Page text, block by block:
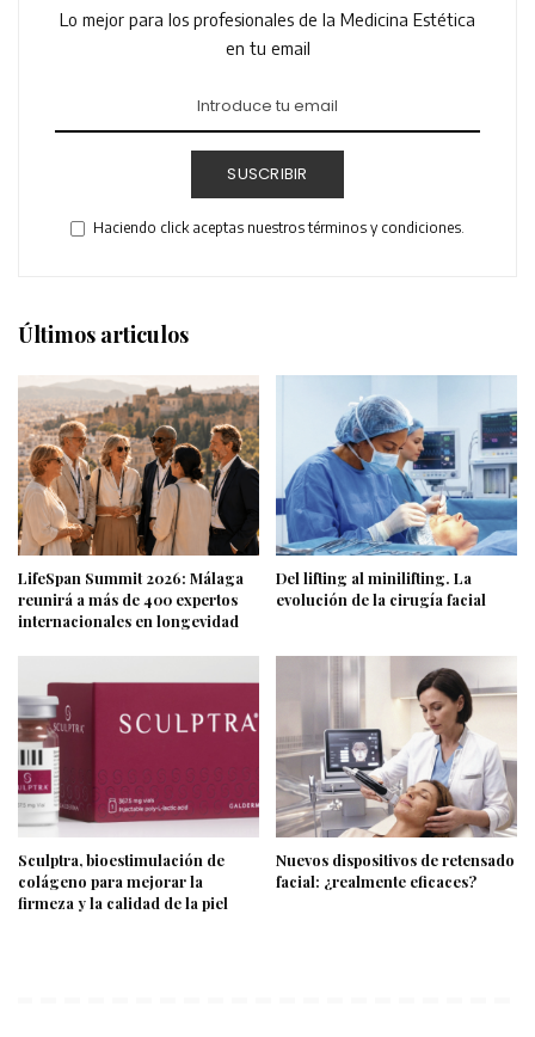
Lo mejor para los profesionales de la Medicina Estética
en tu email
SUSCRIBIR
Haciendo click aceptas nuestros términos y condiciones.
Últimos articulos
LifeSpan Summit 2026: Málaga
reunirá a más de 400 expertos
internacionales en longevidad
Del lifting al minilifting. La
evolución de la cirugía facial
Sculptra, bioestimulación de
colágeno para mejorar la
firmeza y la calidad de la piel
Nuevos dispositivos de retensado
facial: ¿realmente eficaces?